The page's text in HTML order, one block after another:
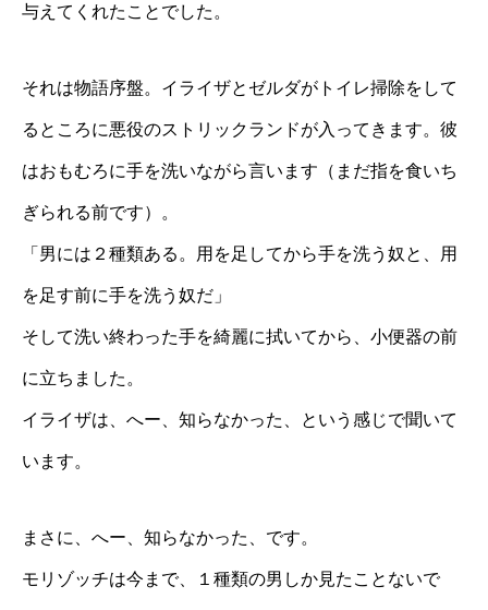
与えてくれたことでした。
それは物語序盤。イライザとゼルダがトイレ掃除をして
るところに悪役のストリックランドが入ってきます。彼
はおもむろに手を洗いながら言います（まだ指を食いち
ぎられる前です）。
「男には２種類ある。用を足してから手を洗う奴と、用
を足す前に手を洗う奴だ」
そして洗い終わった手を綺麗に拭いてから、小便器の前
に立ちました。
イライザは、へー、知らなかった、という感じで聞いて
います。
まさに、へー、知らなかった、です。
モリゾッチは今まで、１種類の男しか見たことないで